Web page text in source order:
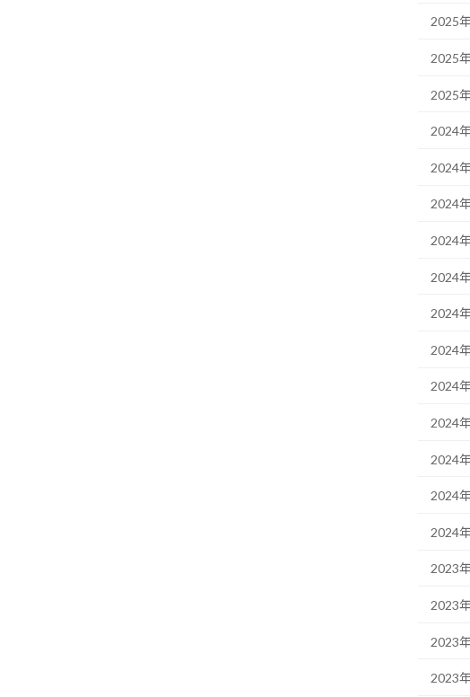
2025
2025
2025
2024
2024
2024
2024
2024
2024
2024
2024
2024
2024
2024
2024
2023
2023
2023
2023